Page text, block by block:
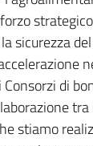
sicurezza
di
stiamo